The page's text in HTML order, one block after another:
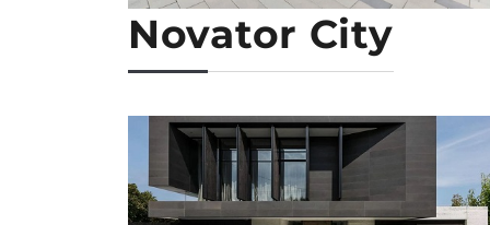
Novator City